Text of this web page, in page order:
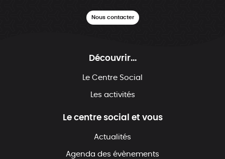
Nous contacter
Découvrir...
Le Centre Social
Les activités
Le centre social et vous
Actualités
Agenda des évènements